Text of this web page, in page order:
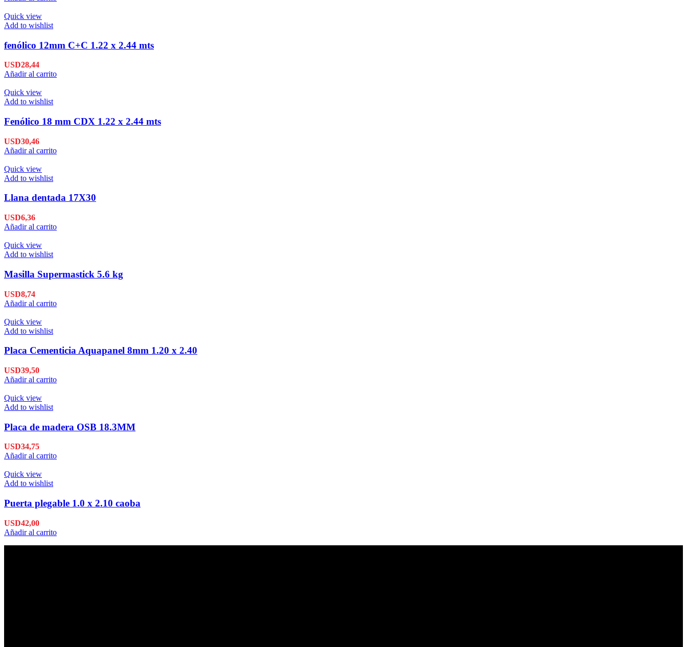
Quick view
Add to wishlist
fenólico 12mm C+C 1.22 x 2.44 mts
USD28,44
Añadir al carrito
Quick view
Add to wishlist
Fenólico 18 mm CDX 1.22 x 2.44 mts
USD30,46
Añadir al carrito
Quick view
Add to wishlist
Llana dentada 17X30
USD6,36
Añadir al carrito
Quick view
Add to wishlist
Masilla Supermastick 5.6 kg
USD8,74
Añadir al carrito
Quick view
Add to wishlist
Placa Cementicia Aquapanel 8mm 1.20 x 2.40
USD39,50
Añadir al carrito
Quick view
Add to wishlist
Placa de madera OSB 18.3MM
USD34,75
Añadir al carrito
Quick view
Add to wishlist
Puerta plegable 1.0 x 2.10 caoba
USD42,00
Añadir al carrito